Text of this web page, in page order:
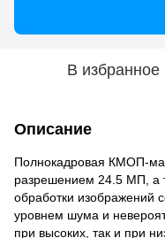
В избранное
Описание
Полнокадровая КМОП-
разрешением 24.5 МП, а
обработки изображений
уровнем шума и
при высоких, так и при